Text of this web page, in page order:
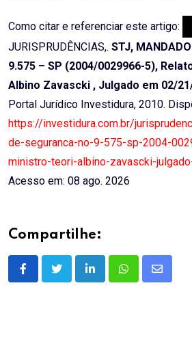
Como citar e referenciar este artigo:
JURISPRUDÊNCIAS,. STJ,
9.575 – SP (2004/0029966-5),
Albino Zavascki , Julgado em 02/
Portal Jurídico Investidura, 2010.
https://investidura.com.br/
de-seguranca-no-9-575-sp-2004-
ministro-teori-albino-zavascki-
Acesso em: 08 ago. 2026
Compartilhe:
LinkedInWhatsappShare